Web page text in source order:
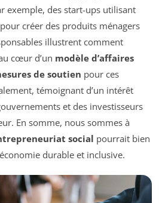
exemple, des start-ups utilisant
créer des produits ménagers
illustrent comment
cœur d’un modèle d’affaires
de soutien pour ces
témoignant d’un intérêt
et des investisseurs
En somme, nous sommes à
social pourrait bien
durable et inclusive.